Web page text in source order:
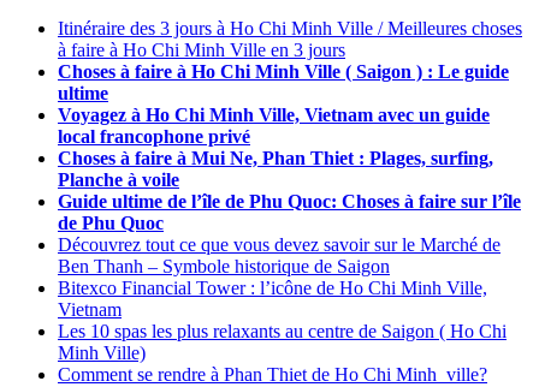
Itinéraire des 3 jours à Ho Chi Minh Ville / Meilleures choses
à faire à Ho Chi Minh Ville en 3 jours
Choses à faire à Ho Chi Minh Ville ( Saigon ) : Le guide
ultime
Voyagez à Ho Chi Minh Ville, Vietnam avec un guide
local francophone privé
Choses à faire à Mui Ne, Phan Thiet : Plages, surfing,
Planche à voile
Guide ultime de l’île de Phu Quoc: Choses à faire sur l’île
de Phu Quoc
Découvrez tout ce que vous devez savoir sur le Marché de
Ben Thanh – Symbole historique de Saigon
Bitexco Financial Tower : l’icône de Ho Chi Minh Ville,
Vietnam
Les 10 spas les plus relaxants au centre de Saigon ( Ho Chi
Minh Ville)
Comment se rendre à Phan Thiet de Ho Chi Minh ville?